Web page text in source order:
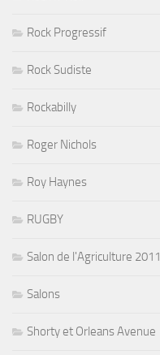
Rock Progressif
Rock Sudiste
Rockabilly
Roger Nichols
Roy Haynes
RUGBY
Salon de l'Agriculture 2011
Salons
Shorty et Orleans Avenue